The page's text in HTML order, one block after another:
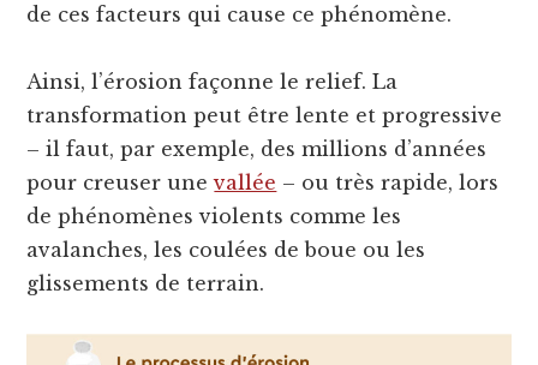
de ces facteurs qui cause ce phénomène.
Ainsi, l’érosion façonne le relief. La
transformation peut être lente et progressive
– il faut, par exemple, des millions d’années
pour creuser unevallée – ou très rapide, lors
de phénomènes violents comme les
avalanches, les coulées de boue ou les
glissements de terrain.